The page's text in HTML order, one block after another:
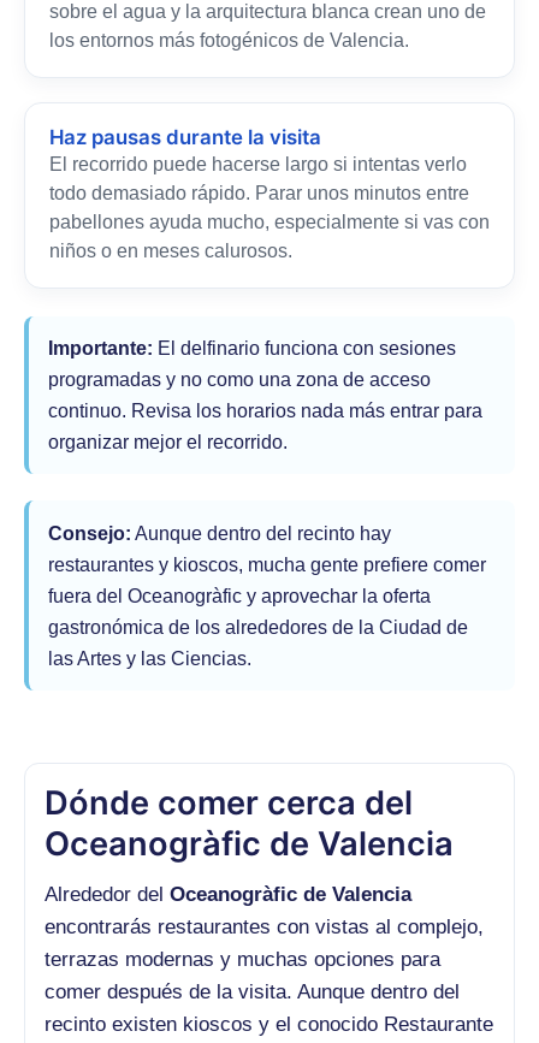
sobre el agua y la arquitectura blanca crean uno de
los entornos más fotogénicos de Valencia.
Haz pausas durante la visita
El recorrido puede hacerse largo si intentas verlo
todo demasiado rápido. Parar unos minutos entre
pabellones ayuda mucho, especialmente si vas con
niños o en meses calurosos.
Importante: El delfinario funciona con sesiones
programadas y no como una zona de acceso
continuo. Revisa los horarios nada más entrar para
organizar mejor el recorrido.
Consejo: Aunque dentro del recinto hay
restaurantes y kioscos, mucha gente prefiere comer
fuera del Oceanogràfic y aprovechar la oferta
gastronómica de los alrededores de la Ciudad de
las Artes y las Ciencias.
Dónde comer cerca del
Oceanogràfic de Valencia
Alrededor del Oceanogràfic de Valencia
encontrarás restaurantes con vistas al complejo,
terrazas modernas y muchas opciones para
comer después de la visita. Aunque dentro del
recinto existen kioscos y el conocido Restaurante